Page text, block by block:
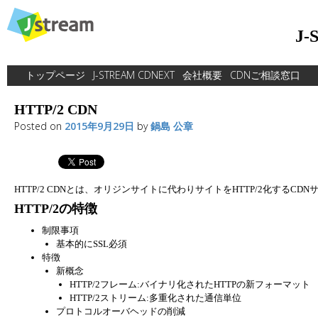
Skip
content
J-
トップページ J-STREAM CDNEXT 会社概要 CDNご相談窓口
HTTP/2 CDN
Posted on 2015年9月29日 by鍋島 公章
HTTP/2 CDNとは、オリジンサイトに代わりサイトをHTTP/2化するCDN
HTTP/2の特徴
制限事項
基本的にSSL必須
特徴
新概念
HTTP/2フレーム:バイナリ化されたHTTPの新フォーマット
HTTP/2ストリーム:多重化された通信単位
プロトコルオーバヘッドの削減